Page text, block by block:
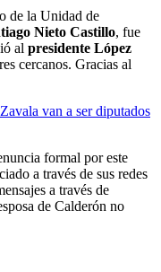
de la Unidad de
Nieto Castillo, fue
al presidente López
cercanos. Gracias al
van a ser diputados
formal por este
a través de sus redes
a través de
de Calderón no